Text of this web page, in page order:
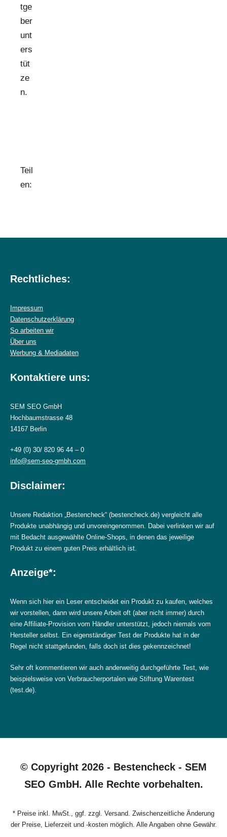
tge
ber
unt
ers
tüt
ze
n.
Teil
en:
Rechtliches:
Impressum
Datenschutzerklärung
So arbeiten wir
Über uns
Werbung & Mediadaten
Kontaktiere uns:
SEM SEO GmbH
Hochbaumstrasse 48
14167 Berlin
+49 (0) 30/ 820 96 44 – 0
info@sem-seo-gmbh.com
Disclaimer:
Unsere Redaktion „Bestencheck“ (bestencheck.de) vergleicht alle
Produkte unabhängig und unvoreingenommen. Dabei verlinken wir auf
mit Bedacht ausgewählte Online-Shops, in denen das jeweilige
Produkt zu einem guten Preis erhältlich ist.
Anzeige*:
Wenn sich hier ein Leser entscheidet ein Produkt zu kaufen, welches
wir vorstellen, dann wird unsere Arbeit oft (aber nicht immer) durch
eine Affiliate-Provision vom Händler unterstützt, jedoch niemals vom
Hersteller selbst. Ein eigenständiger Test der Produkte hat in der
Regel nicht stattgefunden, falls doch ist dies gekennzeichnet!
Sehr oft kommentieren wir auch anderweitig durchgeführte Test, wie
beispielsweise von Verbraucherportalen wie Stiftung Warentest
(test.de).
© Copyright 2026 - Bestencheck - SEM
SEO GmbH. Alle Rechte vorbehalten.
* Preise inkl. MwSt., ggf. zzgl. Versand. Zwischenzeitliche Änderung
der Preise, Lieferzeit und -kosten möglich. Alle Angaben ohne Gewähr.